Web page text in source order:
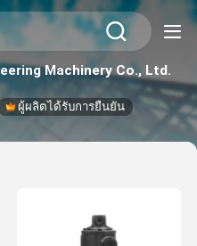
Machinery Co., Ltd.
ผู้ผลิตได้รับการยืนยัน